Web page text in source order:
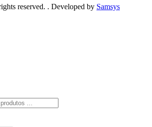
reserved. . Developed by Samsys